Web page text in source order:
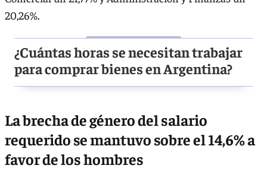
20,26%.
¿Cuántas horas se necesitan trabajar
para comprar bienes en Argentina?
La brecha de género del salario
requerido se mantuvo sobre el 14,6% a
favor de los hombres